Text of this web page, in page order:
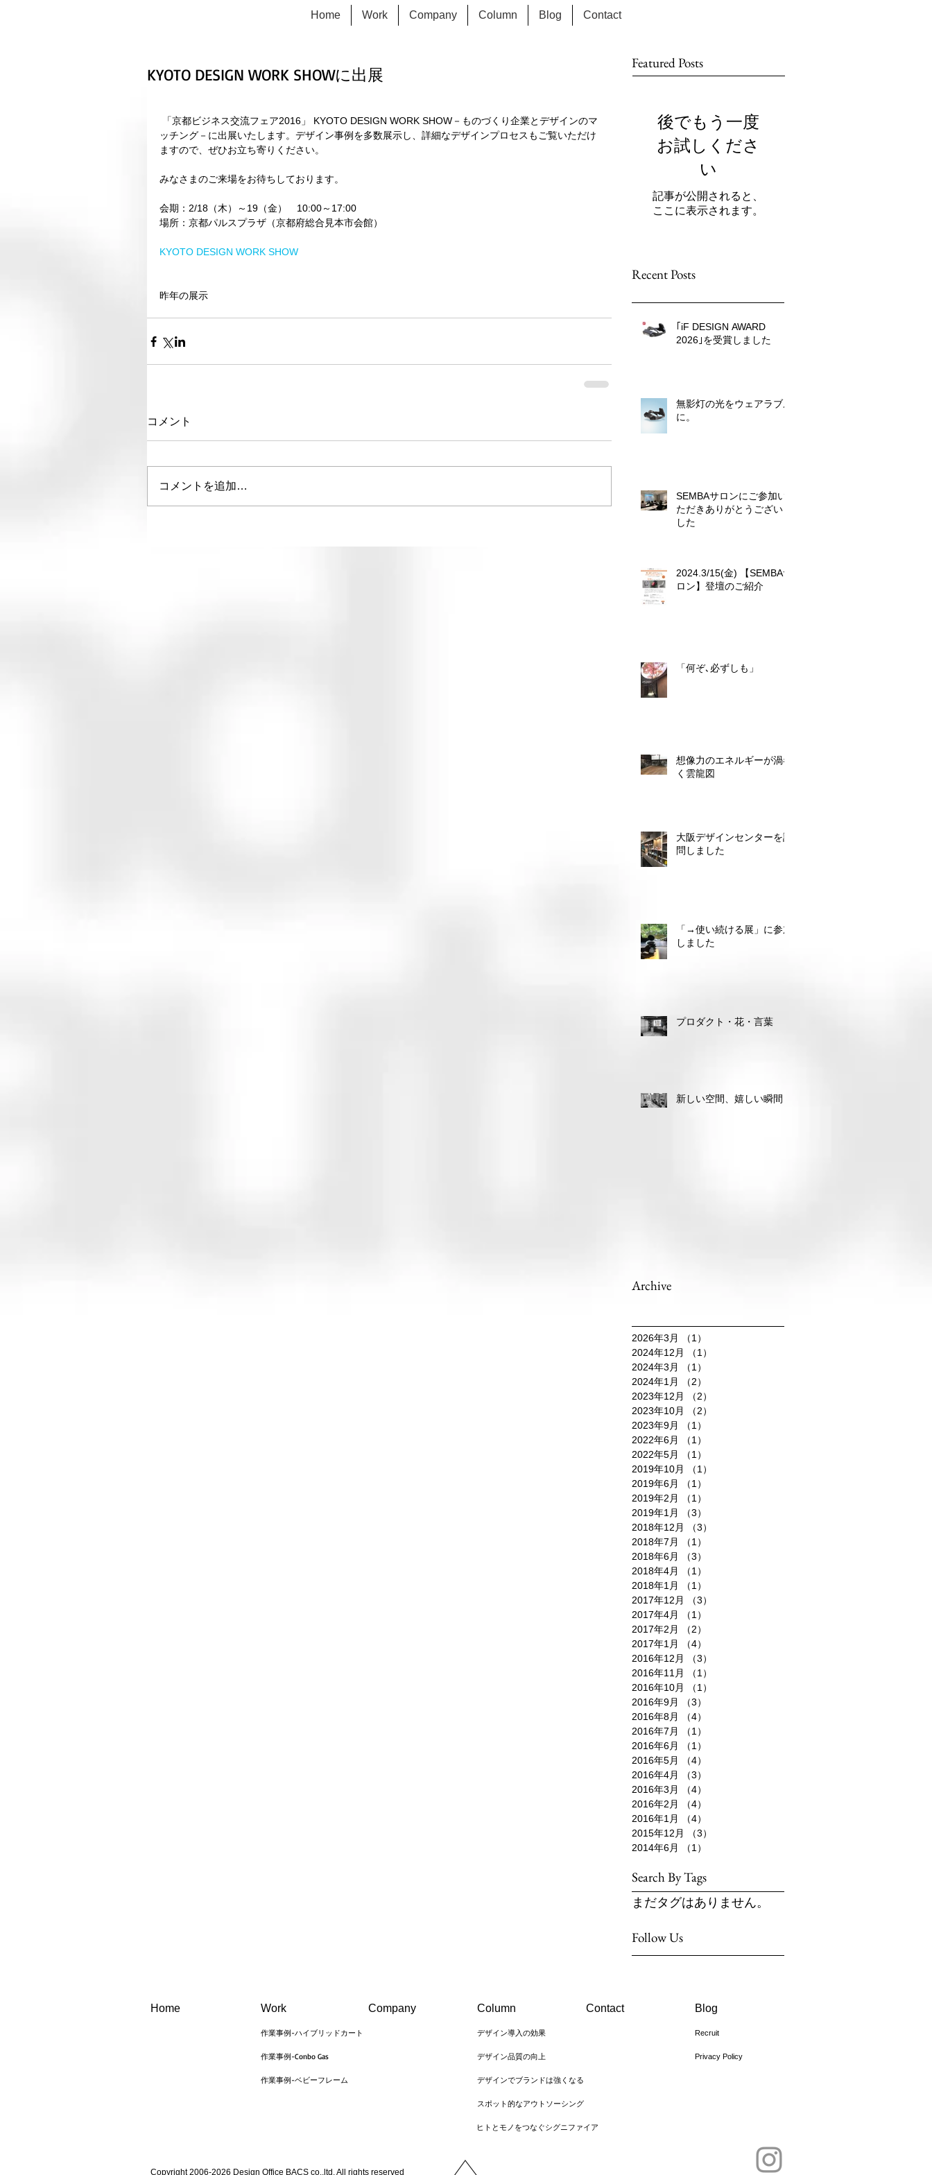
Home Work Company Column Blog Contact
KYOTO DESIGN WORK SHOWに出展
ッチング－に出展いたします。デザイン事例を多数展示し、詳細なデザインプロセスもご覧いただけ
ますので、ぜひお立ち寄りください。
みなさまのご来場をお待ちしております。
会期：2/18（木）～19（金）　10:00～17:00
場所：京都パルスプラザ（京都府総合見本市会館）
KYOTO DESIGN WORK SHOW
昨年の展示
コメント
コメントを追加…
Featured Posts
後でもう一度
お試しくださ
い
記事が公開されると、
ここに表示されます。
Recent Posts
｢iF DESIGN AWARD
2026｣を受賞しました
無影灯の光をウェアラブル
に。
SEMBAサロンにご参加い
ただきありがとうございま
した
2024.3/15(金) 【SEMBAサ
ロン】登壇のご紹介
「何ぞ､必ずしも」
想像力のエネルギーが渦巻
く雲龍図
大阪デザインセンターを訪
問しました
「→使い続ける展」に参加
しました
プロダクト・花・言葉
新しい空間、嬉しい瞬間
Archive
2026年3月 （1）
2024年12月
（1）
2024年3月
（1）
2024年1月
（2）
2023年12月
（2）
2023年10月
（2）
2023年9月
（1）
2022年6月
（1）
2022年5月
（1）
2019年10月
（1）
2019年6月
（1）
2019年2月
（1）
2019年1月
（3）
2018年12月
（3）
2018年7月
（1）
2018年6月
（3）
2018年4月
（1）
2018年1月
（1）
2017年12月
（3）
2017年4月
（1）
2017年2月
（2）
2017年1月
（4）
2016年12月
（3）
2016年11月
（1）
2016年10月
（1）
2016年9月
（3）
2016年8月
（4）
2016年7月
（1）
2016年6月
（1）
2016年5月
（4）
2016年4月
（3）
2016年3月
（4）
2016年2月
（4）
2016年1月
（4）
2015年12月
（3）
2014年6月
（1）
Search By Tags
まだタグはありません。
Follow Us
Home Work Company
作業事例-ハイブリッドカート
作業事例-Conbo Gas
作業事例-ベビーフレーム
Column
デザイン導入の効果
デザイン品質の向上
Contact Blog
Recruit
Privacy Policy
デザインでブランドは強くなる
スポット的なアウトソーシング
ヒトとモノをつなぐシグニファイア
Copyright 2006-2026 Design Office BACS co.,ltd. All rights reserved